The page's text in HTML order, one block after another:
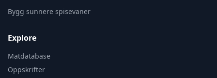
Bygg sunnere spisevaner
Explore
Matdatabase
Oppskrifter